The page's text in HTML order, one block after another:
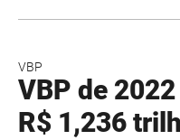
VBP
VBP de
R$ 1,236